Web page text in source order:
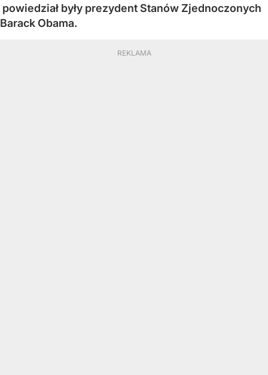
powiedział były prezydent Stanów Zjednoczonych
Barack Obama.